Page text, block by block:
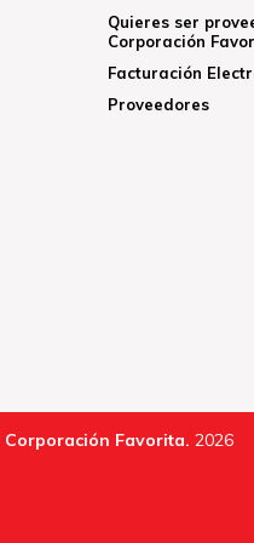
Quieres ser
Corporación
Facturación
Proveedores
Corporación Favorita. 2026